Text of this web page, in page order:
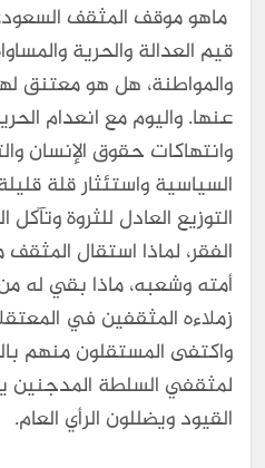
ماهو موقف المثقف
قيم العدالة والحرية
والمواطنة، هل هو معتنق
عنها. واليوم مع انعدام
وانتهاكات حقوق الإنسان
السياسية واستئثار قلة
التوزيع العادل للثروة
الفقر، لماذا استقال
أمته وشعبه، ماذا بقي له
زملاءه المثقفين في
واكتفى المستقلون منهم
لمثقفي السلطة المدجنين
القيود ويضللون الرأي العام.